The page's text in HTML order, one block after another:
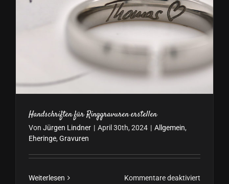
Handschriften für Ringgravuren erstellen
Von Jürgen Lindner | April 30th, 2024 | Allgemein,
Eheringe, Gravuren
Weiterlesen Kommentare deaktiviert